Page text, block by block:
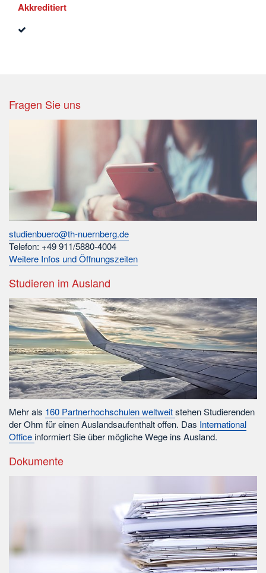
Akkreditiert
Fragen Sie uns
studienbuero@th-nuernberg.de
Telefon: +49 911/5880-4004
Weitere Infos und Öffnungszeiten
Studieren im Ausland
Mehr als 160 Partnerhochschulen weltweitstehen Studierenden
der Ohm für einen Auslandsaufenthalt offen. Das International
Officeinformiert Sie über mögliche Wege ins Ausland.
Dokumente